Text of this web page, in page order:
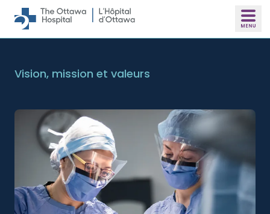
Skip to main content
Vision, mission et valeurs